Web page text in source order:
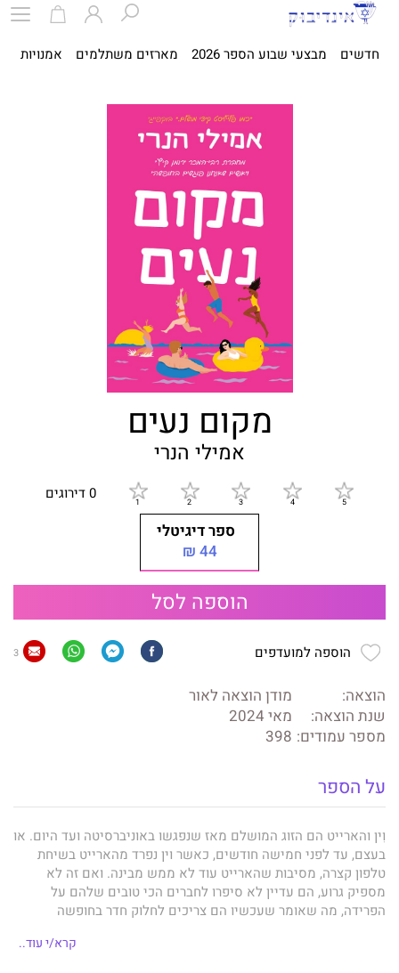
חדשים מבצעי שבוע הספר 2026 מארזים משתלמים אמנויות
מקום נעים
אמילי הנרי
0 דירוגים
ספר דיגיטלי
44 ₪
הוספה לסל
הוספה למועדפים 3
הוצאה:
מודן הוצאה לאור
שנת הוצאה:
מאי 2024
מספר עמודים: 398
על הספר
וִין והארייט הם הזוג המושלם מאז שנפגשו באוניברסיטה ועד היום. או
בעצם, עד לפני חמישה חודשים, כאשר וין נפרד מהארייט בשיחת
טלפון קצרה, מסיבות שהארייט עוד לא ממש מבינה. ואם זה לא
מספיק גרוע, הם עדיין לא סיפרו לחברים הכי טובים שלהם על
הפרידה, מה שאומר שעכשיו הם צריכים לחלוק חדר בחופשה
יין. ומה לעשות, וין והארייט פשוט לא מסוגלים להרוס לחברים שלהם
קרא/י עוד..